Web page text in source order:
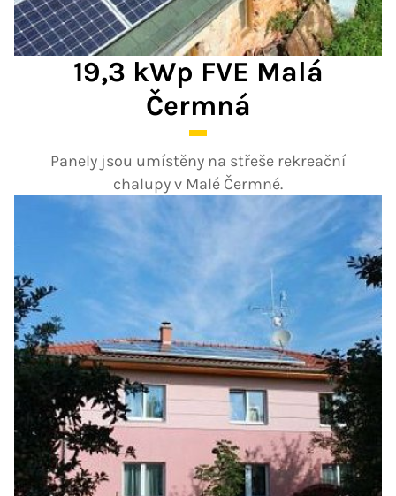
19,3 kWp FVE Malá
Čermná
Panely jsou umístěny na střeše rekreační
chalupy v Malé Čermné.